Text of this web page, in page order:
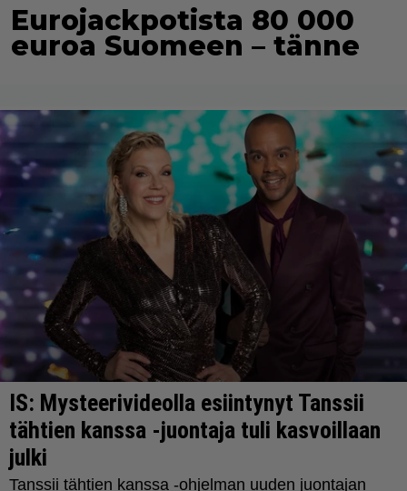
Eurojackpotista 80 000
euroa Suomeen – tänne